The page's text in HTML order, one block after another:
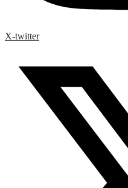
X-twitter